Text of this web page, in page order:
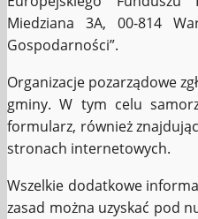
Miedziana 3A, 00-814
Gospodarności”.
Organizacje pozarządowe
gminy. W tym celu
formularz, również
stronach internetowych.
Wszelkie dodatkowe
zasad można uzyskać pod